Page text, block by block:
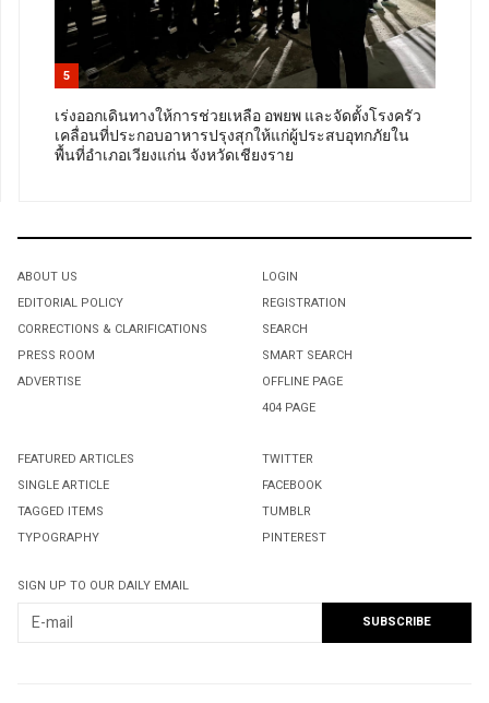
5
เร่งออกเดินทางให้การช่วยเหลือ อพยพ และจัดตั้งโรงครัว
เคลื่อนที่ประกอบอาหารปรุงสุกให้แก่ผู้ประสบอุทกภัยใน
พื้นที่อำเภอเวียงแก่น จังหวัดเชียงราย
ABOUT US
EDITORIAL POLICY
CORRECTIONS & CLARIFICATIONS
PRESS ROOM
ADVERTISE
LOGIN
REGISTRATION
SEARCH
SMART SEARCH
OFFLINE PAGE
404 PAGE
FEATURED ARTICLES
SINGLE ARTICLE
TAGGED ITEMS
TYPOGRAPHY
TWITTER
FACEBOOK
TUMBLR
PINTEREST
SIGN UP TO OUR DAILY EMAIL